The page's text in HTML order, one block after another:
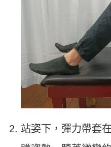
站姿下，彈力帶套